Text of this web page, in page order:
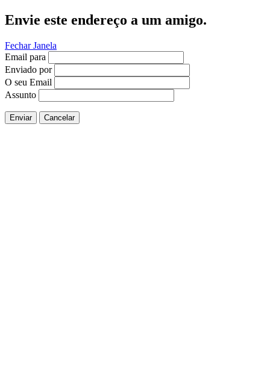
Envie este endereço a um amigo.
Fechar Janela
Email para
Enviado por
O seu Email
Assunto
Enviar Cancelar